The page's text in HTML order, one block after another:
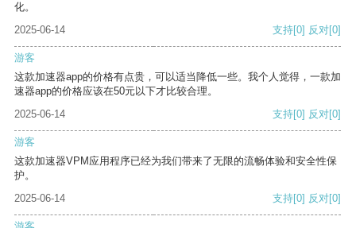
化。
2025-06-14
支持[0] 反对[0]
游客
这款加速器app的价格有点贵，可以适当降低一些。我个人觉得，一款加
速器app的价格应该在50元以下才比较合理。
2025-06-14
支持[0] 反对[0]
游客
这款加速器VPM应用程序已经为我们带来了无限的流畅体验和安全性保
护。
2025-06-14
支持[0] 反对[0]